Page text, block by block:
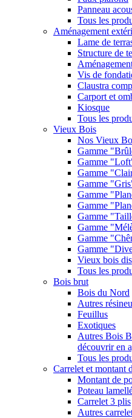
Panneau
Tous les
Aménagement
Lame de
Structure de
Vis de
Claustra
Carport et
Kiosque
Tous les
Vieux Bois
Nos Vieux
Gamme
Gamme
Gamme
Gamme
Gamme
Gamme
Gamme
Gamme
Gamme
Gamme
Vieux bois
Tous les
Bois brut
Bois du Nord
Autres
Feuillus
Exotiques
Autres Bois
découvrir en
Tous les
Carrelet et montant
Montant de
Poteau
Carrelet 3 plis
Autres